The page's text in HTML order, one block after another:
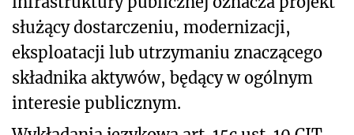
służący dostarczeniu, modernizacji,
eksploatacji lub utrzymaniu znaczącego
składnika aktywów, będący w ogólnym
interesie publicznym.